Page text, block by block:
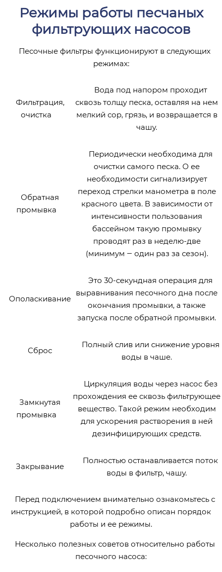
Режимы работы песчаных
фильтрующих насосов
Песочные фильтры функционируют в следующих
режимах:
Фильтрация,
очистка
Вода под напором проходит
сквозь толщу песка, оставляя на нем
мелкий сор, грязь, и возвращается в
чашу.
Обратная
промывка
Периодически необходима для
очистки самого песка. О ее
необходимости сигнализирует
переход стрелки манометра в поле
красного цвета. В зависимости от
интенсивности пользования
бассейном такую промывку
проводят раз в неделю-две
(минимум ‒ один раз за сезон).
Ополаскивание
Это 30-секундная операция для
выравнивания песочного дна после
окончания промывки, а также
запуска после обратной промывки.
Сброс
Полный слив или снижение уровня
воды в чаше.
Замкнутая
промывка
Циркуляция воды через насос без
прохождения ее сквозь фильтрующее
вещество. Такой режим необходим
для ускорения растворения в ней
дезинфицирующих средств.
Закрывание
Полностью останавливается поток
воды в фильтр, чашу.
Перед подключением внимательно ознакомьтесь с
инструкцией, в которой подробно описан порядок
работы и ее режимы.
Несколько полезных советов относительно работы
песочного насоса: